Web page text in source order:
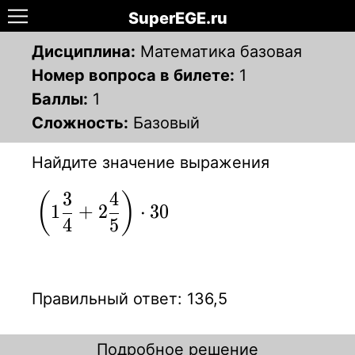
SuperEGE.ru
Дисциплина: Математика базовая
Номер вопроса в билете: 1
Баллы: 1
Сложность: Базовый
Найдите значение выражения
\displaystyle
{ \left( 1 {3
\right) \cdot
( 1
4
3
+ 2
5
4 ) ⋅ 30
Правильный ответ: 136,5
Подробное решение